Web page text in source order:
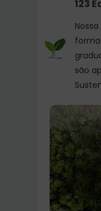
123
são